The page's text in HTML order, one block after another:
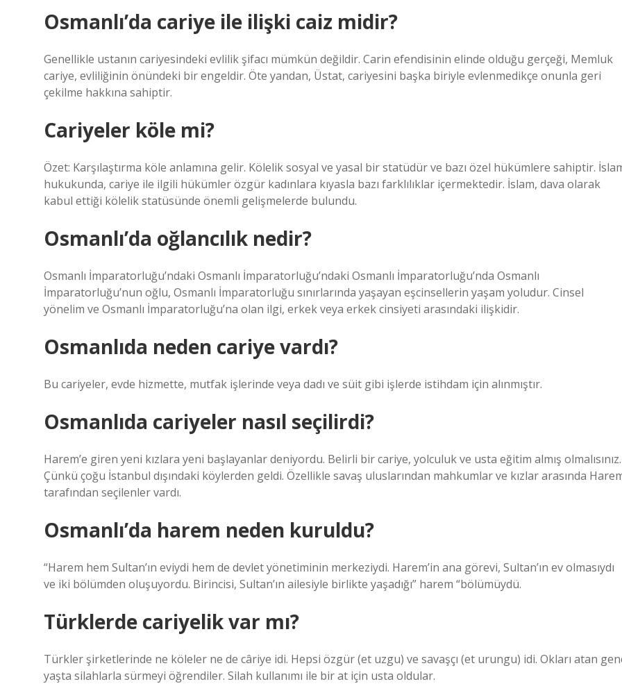
Osmanlı’da cariye ile ilişki caiz midir?
Genellikle ustanın cariyesindeki evlilik şifacı mümkün değildir. Carin efendisinin elinde olduğu gerçeği, Memluk
cariye, evliliğinin önündeki bir engeldir. Öte yandan, Üstat, cariyesini başka biriyle evlenmedikçe onunla geri
çekilme hakkına sahiptir.
Cariyeler köle mi?
Özet: Karşılaştırma köle anlamına gelir. Kölelik sosyal ve yasal bir statüdür ve bazı özel hükümlere sahiptir.
hukukunda, cariye ile ilgili hükümler özgür kadınlara kıyasla bazı farklılıklar içermektedir. İslam, dava olarak
kabul ettiği kölelik statüsünde önemli gelişmelerde bulundu.
Osmanlı’da oğlancılık nedir?
Osmanlı İmparatorluğu’ndaki Osmanlı İmparatorluğu’ndaki Osmanlı İmparatorluğu’nda Osmanlı
İmparatorluğu’nun oğlu, Osmanlı İmparatorluğu sınırlarında yaşayan eşcinsellerin yaşam yoludur. Cinsel
yönelim ve Osmanlı İmparatorluğu’na olan ilgi, erkek veya erkek cinsiyeti arasındaki ilişkidir.
Osmanlıda neden cariye vardı?
Bu cariyeler, evde hizmette, mutfak işlerinde veya dadı ve süit gibi işlerde istihdam için alınmıştır.
Osmanlıda cariyeler nasıl seçilirdi?
Harem’e giren yeni kızlara yeni başlayanlar deniyordu. Belirli bir cariye, yolculuk ve usta eğitim almış olmalısınız.
Çünkü çoğu İstanbul dışındaki köylerden geldi. Özellikle savaş uluslarından mahkumlar ve kızlar arasında
tarafından seçilenler vardı.
Osmanlı’da harem neden kuruldu?
“Harem hem Sultan’ın eviydi hem de devlet yönetiminin merkeziydi. Harem’in ana görevi, Sultan’ın ev olmasıydı
ve iki bölümden oluşuyordu. Birincisi, Sultan’ın ailesiyle birlikte yaşadığı” harem “bölümüydü.
Türklerde cariyelik var mı?
Türkler şirketlerinde ne köleler ne de câriye idi. Hepsi özgür (et uzgu) ve savaşçı (et urungu) idi. Okları atan
yaşta silahlarla sürmeyi öğrendiler. Silah kullanımı ile bir at için usta oldular.